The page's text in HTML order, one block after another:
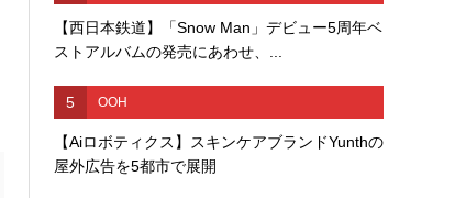
【西日本鉄道】「Snow Man」デビュー5周年ベ
ストアルバムの発売にあわせ、...
5 OOH
【Aiロボティクス】スキンケアブランドYunthの
屋外広告を5都市で展開